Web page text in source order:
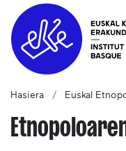
Hasiera Euskal